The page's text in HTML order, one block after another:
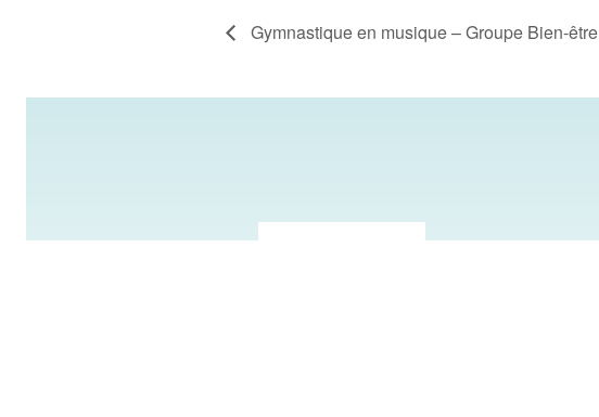
Gymnastique en musique – Groupe Bien-être